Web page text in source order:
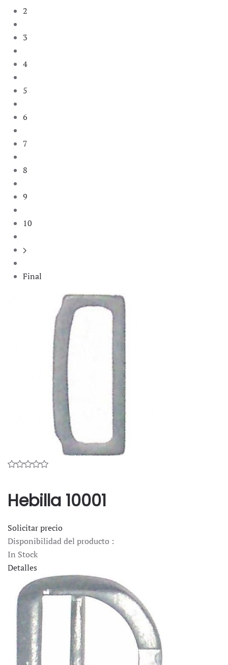
2
3
4
5
6
7
8
9
10
Final
Hebilla 10001
Solicitar precio
Disponibilidad del producto :
In Stock
Detalles